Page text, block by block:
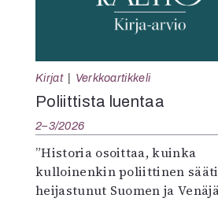
Kirjat Verkkoartikkeli
Poliittista luentaa
2–3/2026
”Historia osoittaa, kuinka
kulloinenkin poliittinen
heijastunut Suomen ja